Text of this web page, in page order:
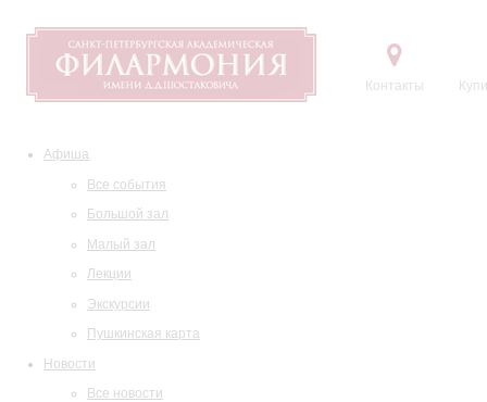
Контакты
Афиша
Все события
Большой зал
Малый зал
Лекции
Экскурсии
Пушкинская карта
Новости
Все новости